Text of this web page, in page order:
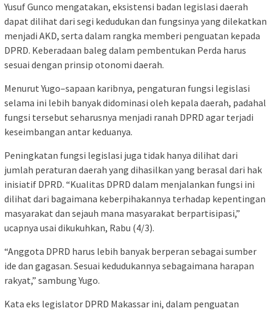
Yusuf Gunco mengatakan, eksistensi badan legislasi daerah
dapat dilihat dari segi kedudukan dan fungsinya yang dilekatkan
menjadi AKD, serta dalam rangka memberi penguatan kepada
DPRD. Keberadaan baleg dalam pembentukan Perda harus
sesuai dengan prinsip otonomi daerah.
Menurut Yugo–sapaan karibnya, pengaturan fungsi legislasi
selama ini lebih banyak didominasi oleh kepala daerah, padahal
fungsi tersebut seharusnya menjadi ranah DPRD agar terjadi
keseimbangan antar keduanya.
Peningkatan fungsi legislasi juga tidak hanya dilihat dari
jumlah peraturan daerah yang dihasilkan yang berasal dari hak
inisiatif DPRD. “Kualitas DPRD dalam menjalankan fungsi ini
dilihat dari bagaimana keberpihakannya terhadap kepentingan
masyarakat dan sejauh mana masyarakat berpartisipasi,”
ucapnya usai dikukuhkan, Rabu (4/3).
“Anggota DPRD harus lebih banyak berperan sebagai sumber
ide dan gagasan. Sesuai kedudukannya sebagaimana harapan
rakyat,” sambung Yugo.
Kata eks legislator DPRD Makassar ini, dalam penguatan